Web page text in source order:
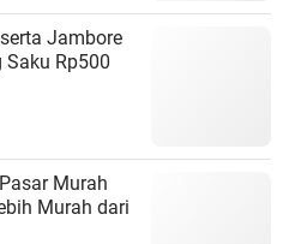
Jambore
Saku Rp500
Murah
Murah dari